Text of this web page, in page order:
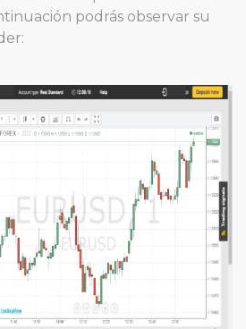
podrás observar su